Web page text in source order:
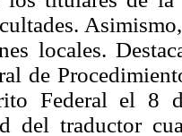
locales.
de
Federal el 8
del traductor